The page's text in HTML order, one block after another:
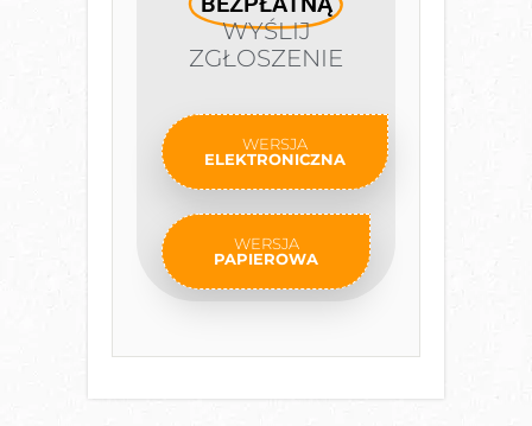
WYŚLIJ
ZGŁOSZENIE
WERSJA
ELEKTRONICZNA
WERSJA
PAPIEROWA